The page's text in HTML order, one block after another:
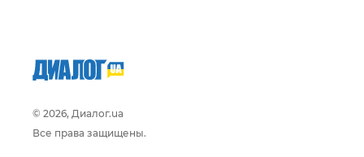
© 2026, Диалог.ua
Все права защищены.